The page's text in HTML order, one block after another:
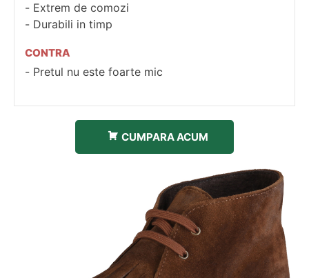
Extrem de comozi
Durabili in timp
CONTRA
Pretul nu este foarte mic
CUMPARA ACUM